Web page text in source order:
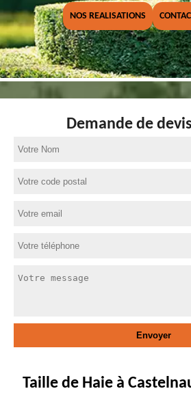
NOS REALISATIONS
Demande de
Taille de Haie à